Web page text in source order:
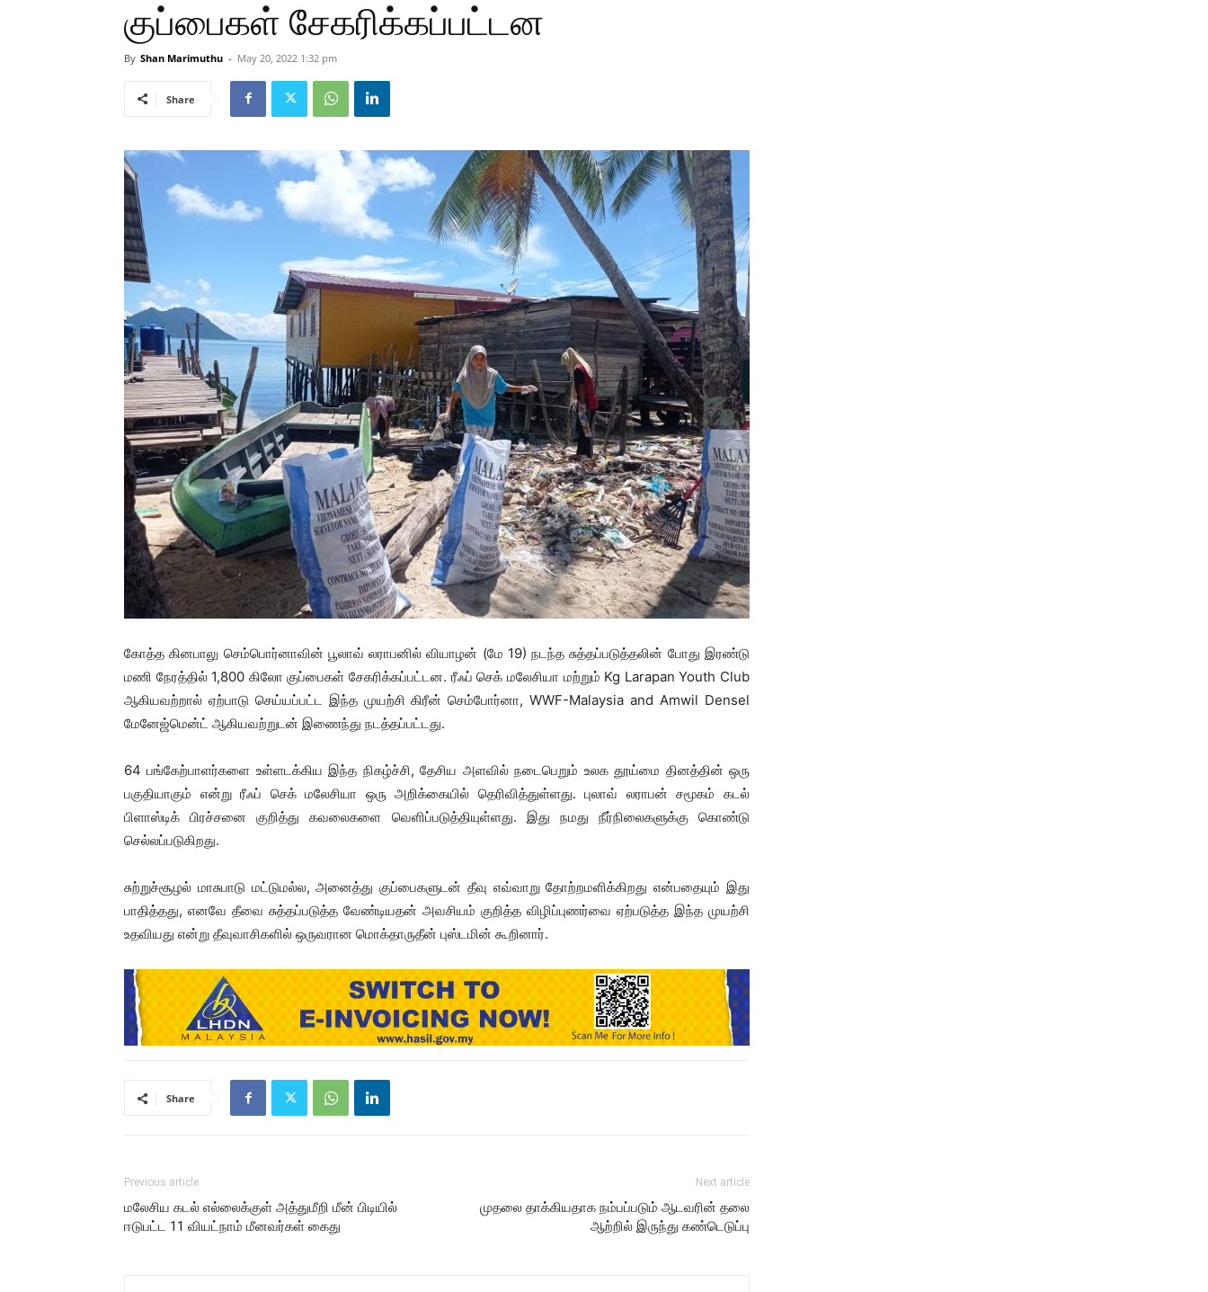
குப்பைகள் சேகரிக்கப்பட்டன
By Shan Marimuthu - May 20, 2022 1:32 pm
Share
கோத்த கினபாலு செம்பொர்னாவின் பூலாவ் லராபனில் வியாழன் (மே 19) நடந்த சுத்தப்படுத்தலின் போது இரண்டு
மணி நேரத்தில் 1,800 கிலோ குப்பைகள் சேகரிக்கப்பட்டன. ரீஃப் செக் மலேசியா மற்றும் Kg Larapan Youth Club
ஆகியவற்றால் ஏற்பாடு செய்யப்பட்ட இந்த முயற்சி கிரீன் செம்போர்னா, WWF-Malaysia and Amwil Densel
மேனேஜ்மென்ட் ஆகியவற்றுடன் இணைந்து நடத்தப்பட்டது.
64 பங்கேற்பாளர்களை உள்ளடக்கிய இந்த நிகழ்ச்சி, தேசிய அளவில் நடைபெறும் உலக தூய்மை தினத்தின் ஒரு
பகுதியாகும் என்று ரீஃப் செக் மலேசியா ஒரு அறிக்கையில் தெரிவித்துள்ளது. புலாவ் லராபன் சமூகம் கடல்
பிளாஸ்டிக் பிரச்சனை குறித்து கவலைகளை வெளிப்படுத்தியுள்ளது. இது நமது நீர்நிலைகளுக்கு கொண்டு
செல்லப்படுகிறது.
சுற்றுச்சூழல் மாசுபாடு மட்டுமல்ல, அனைத்து குப்பைகளுடன் தீவு எவ்வாறு தோற்றமளிக்கிறது என்பதையும் இது
பாதித்தது, எனவே தீவை சுத்தப்படுத்த வேண்டியதன் அவசியம் குறித்த விழிப்புணர்வை ஏற்படுத்த இந்த முயற்சி
உதவியது என்று தீவுவாசிகளில் ஒருவரான மொக்தாருதீன் புஸ்டமின் கூறினார்.
Share
Previous article
மலேசிய கடல் எல்லைக்குள் அத்துமீறி மீன் பிடியில்
ஈடுபட்ட 11 வியட்நாம் மீனவர்கள் கைது
Next article
முதலை தாக்கியதாக நம்பப்படும் ஆடவரின் தலை
ஆற்றில் இருந்து கண்டெடுப்பு